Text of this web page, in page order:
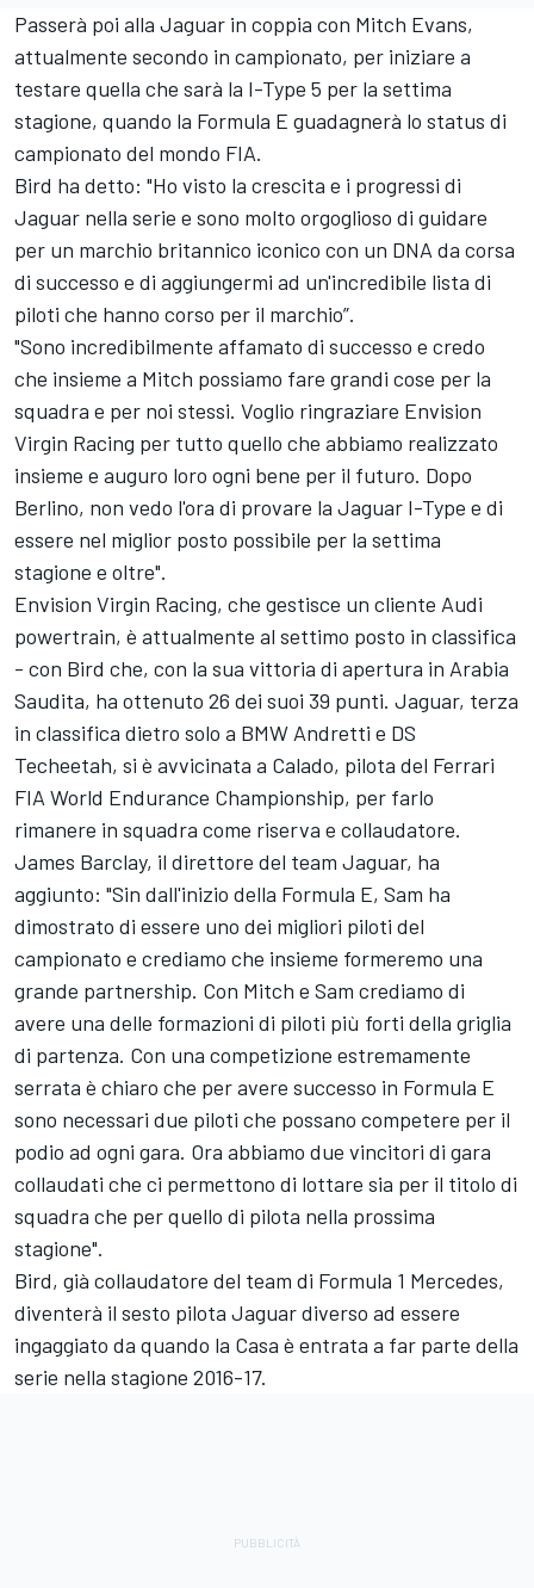
Passerà poi alla Jaguar in coppia con Mitch Evans,
attualmente secondo in campionato, per iniziare a
testare quella che sarà la I-Type 5 per la settima
stagione, quando la Formula E guadagnerà lo status di
campionato del mondo FIA.
Bird ha detto: "Ho visto la crescita e i progressi di
Jaguar nella serie e sono molto orgoglioso di guidare
per un marchio britannico iconico con un DNA da corsa
di successo e di aggiungermi ad un'incredibile lista di
piloti che hanno corso per il marchio”.
"Sono incredibilmente affamato di successo e credo
che insieme a Mitch possiamo fare grandi cose per la
squadra e per noi stessi. Voglio ringraziare Envision
Virgin Racing per tutto quello che abbiamo realizzato
insieme e auguro loro ogni bene per il futuro. Dopo
Berlino, non vedo l'ora di provare la Jaguar I-Type e di
essere nel miglior posto possibile per la settima
stagione e oltre".
Envision Virgin Racing, che gestisce un cliente Audi
powertrain, è attualmente al settimo posto in classifica
- con Bird che, con la sua vittoria di apertura in Arabia
Saudita, ha ottenuto 26 dei suoi 39 punti. Jaguar, terza
in classifica dietro solo a BMW Andretti e DS
Techeetah, si è avvicinata a Calado, pilota del Ferrari
FIA World Endurance Championship, per farlo
rimanere in squadra come riserva e collaudatore.
James Barclay, il direttore del team Jaguar, ha
aggiunto: "Sin dall'inizio della Formula E, Sam ha
dimostrato di essere uno dei migliori piloti del
campionato e crediamo che insieme formeremo una
grande partnership. Con Mitch e Sam crediamo di
avere una delle formazioni di piloti più forti della griglia
di partenza. Con una competizione estremamente
serrata è chiaro che per avere successo in Formula E
sono necessari due piloti che possano competere per il
podio ad ogni gara. Ora abbiamo due vincitori di gara
collaudati che ci permettono di lottare sia per il titolo di
squadra che per quello di pilota nella prossima
stagione".
Bird, già collaudatore del team di Formula 1 Mercedes,
diventerà il sesto pilota Jaguar diverso ad essere
ingaggiato da quando la Casa è entrata a far parte della
serie nella stagione 2016-17.